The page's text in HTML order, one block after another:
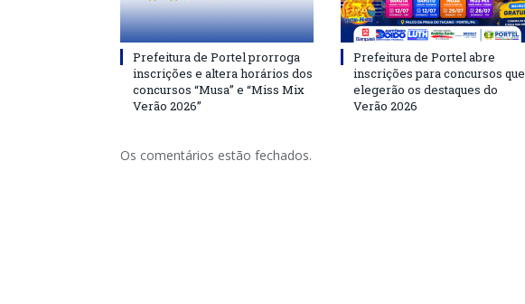
Prefeitura de Portel prorroga
inscrições e altera horários dos
concursos “Musa” e “Miss Mix
Verão 2026”
Prefeitura de Portel abre
inscrições para concursos que
elegerão os destaques do
Verão 2026
Os comentários estão fechados.